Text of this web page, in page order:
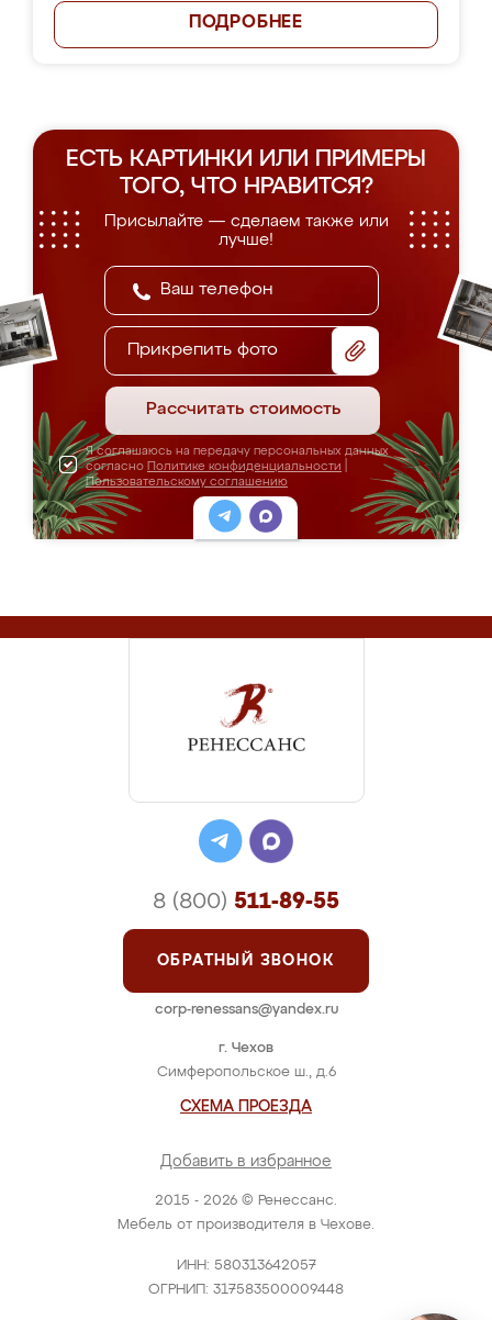
ПОДРОБНЕЕ
ЕСТЬ КАРТИНКИ ИЛИ ПРИМЕРЫ
ТОГО, ЧТО НРАВИТСЯ?
Присылайте — сделаем также или
лучше!
Прикрепить фото
Рассчитать стоимость
Я соглашаюсь на передачу персональных данных
согласно Политике конфиденциальности
Пользовательскому соглашению
2015 - 2026 © Ренессанс.
Мебель от производителя в Чехове.
ИНН: 580313642057
ОГРНИП: 317583500009448
г. Чехов
Симферопольское ш., д.6
СХЕМА ПРОЕЗДА
Добавить в избранное
8 (800) 511-89-55
ОБРАТНЫЙ ЗВОНОК
corp-renessans@yandex.ru